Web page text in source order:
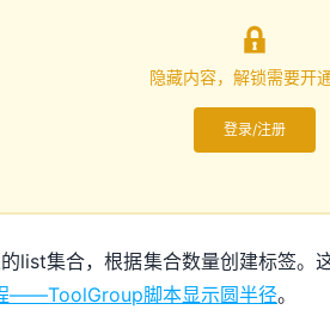

隐藏内容，解锁需要开
登录/注册
list集合，根据集合数量创建标签。
——ToolGroup脚本显示圆半径。